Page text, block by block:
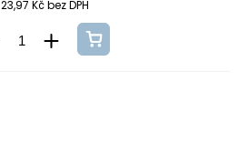
23,97 Kč bez DPH